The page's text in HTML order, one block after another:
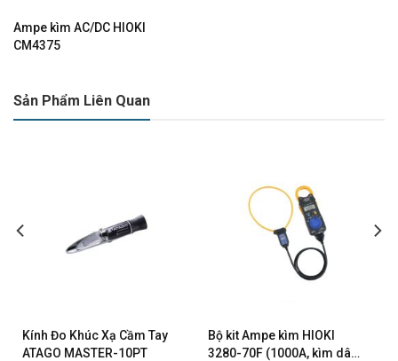
Ampe kìm AC/DC HIOKI
CM4375
Sản Phẩm Liên Quan
Kính Đo Khúc Xạ Cầm Tay
ATAGO MASTER-10PT
Bộ kit Ampe kìm HIOKI
3280-70F (1000A, kìm dây